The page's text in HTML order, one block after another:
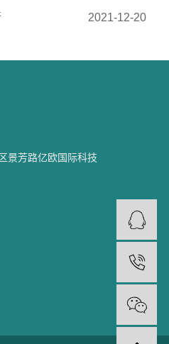
2021-12-20
景芳路亿欧国际科技